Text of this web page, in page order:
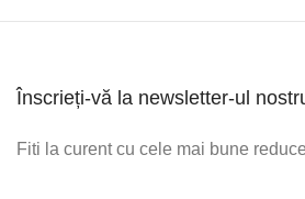
Înscrieți-vă la newsletter-ul
Fiti la curent cu cele mai bune